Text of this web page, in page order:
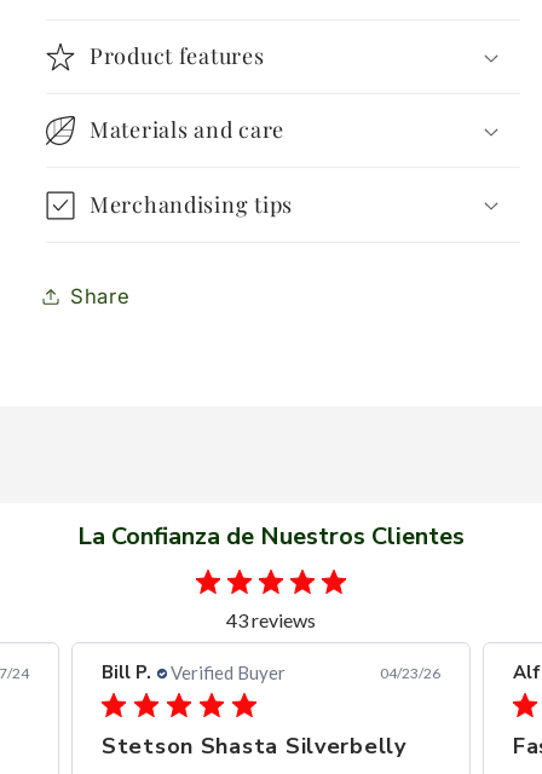
Product features
Materials and care
Merchandising tips
Share
La Confianza de Nuestros Clientes
43 reviews
26 Alfredo C. Verified Buyer 11/28/25